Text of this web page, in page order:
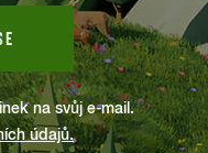
na svůj e-mail.
údajů.